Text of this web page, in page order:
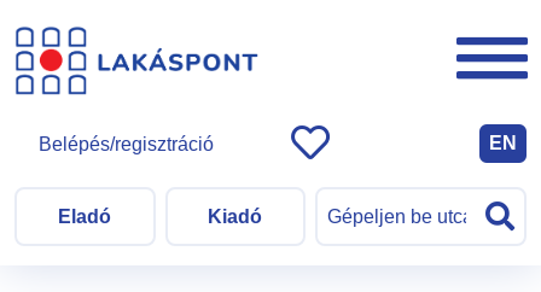
Eladó Kiadó
Belépés/regisztráció EN